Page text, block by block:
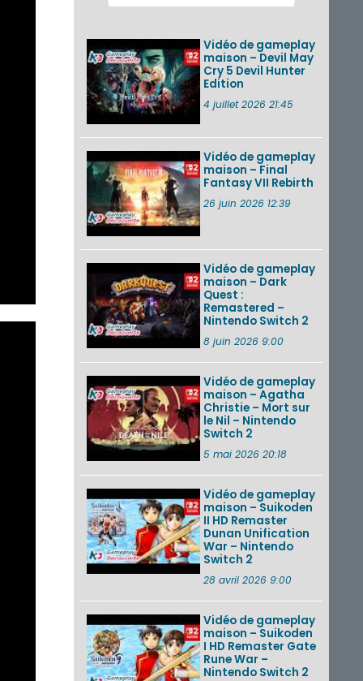
des musiques de
morceaux du mode
Balade de ...
Les éditions
physiques de Tomb
Switch 2 en version
amé...
Splatoon 3 : le
festival Summer
Nights de retour du
VOIR PLUS DE NEWS
Vidéo de gameplay
maison – Devil May
Cry 5 Devil Hunter
Edition
4 juillet 2026 21:45
Vidéo de gameplay
maison – Final
Fantasy VII Rebirth
26 juin 2026 12:39
Vidéo de gameplay
maison – Dark
Quest :
Remastered –
Nintendo Switch 2
8 juin 2026 9:00
Vidéo de gameplay
maison – Agatha
Christie – Mort sur
le Nil – Nintendo
Switch 2
5 mai 2026 20:18
Vidéo de gameplay
maison – Suikoden
II HD Remaster
Dunan Unification
War – Nintendo
Switch 2
28 avril 2026 9:00
Vidéo de gameplay
maison – Suikoden
I HD Remaster Gate
Rune War –
Nintendo Switch 2